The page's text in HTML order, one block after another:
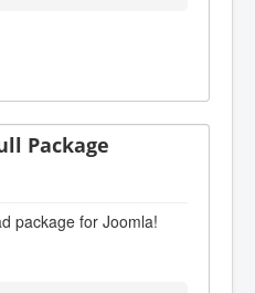
Package
package for Joomla!